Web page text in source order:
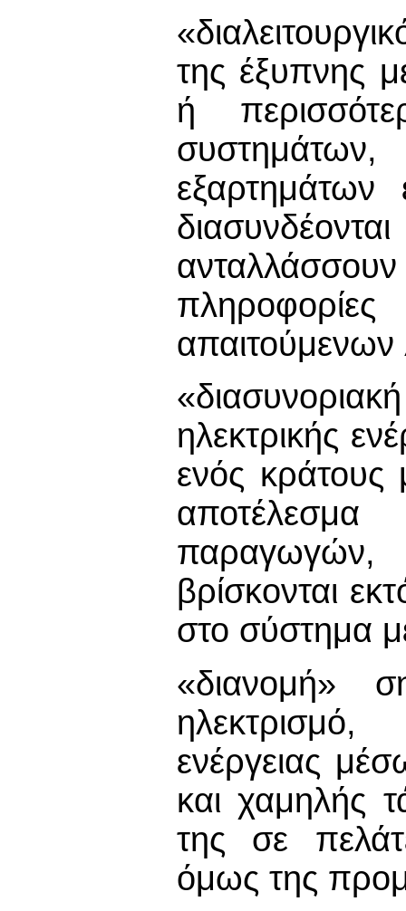
της έξυπνης
ή
εξαρτημάτων
απαιτούμενων
ηλεκτρικής
ενός
παραγωγών,
βρίσκονται
στο σύστημα
«διανομή»
ενέργειας
και χαμηλής
της σε
όμως της